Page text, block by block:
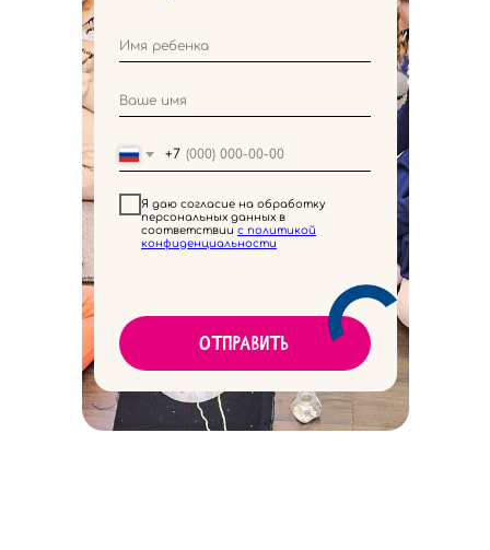
+7
Я даю согласие на обработку
персональных данных в
соответствии с политикой
конфиденциальности
Отправить